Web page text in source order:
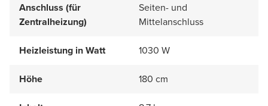
Anschluss (für
Zentralheizung)
Seiten- und
Mittelanschluss
Heizleistung in Watt 1030 W
Höhe 180 cm